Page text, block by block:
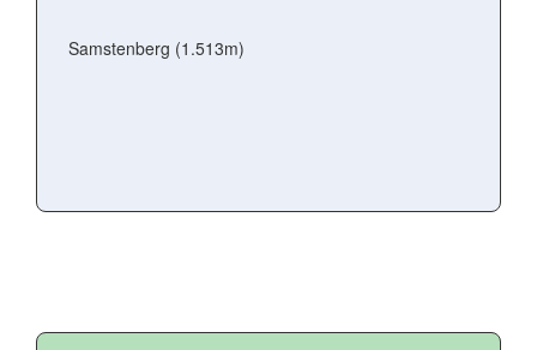
Samstenberg (1.513m)